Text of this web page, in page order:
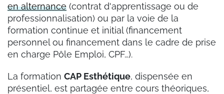
en alternance (contrat d'apprentissage ou de
professionnalisation) ou par la voie de la
formation continue et initial (financement
personnel ou financement dans le cadre de prise
en charge Pôle Emploi, CPF…).
La formation CAP Esthétique, dispensée en
présentiel, est partagée entre cours théoriques,